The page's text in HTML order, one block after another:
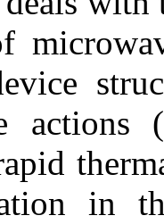
actions
in